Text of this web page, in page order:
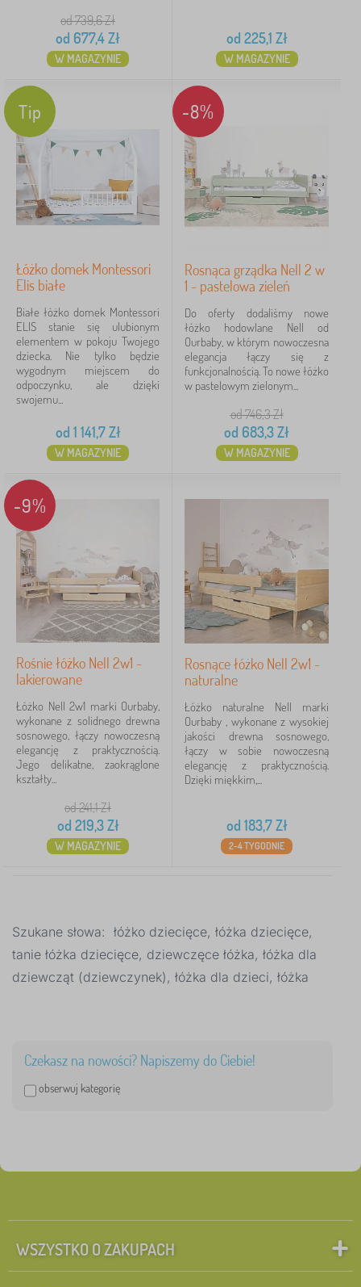
Materiał łóżka
drewno lite
8
100% poliester
laminat
0
płyta MDF
0
więcej
Kolor łóżka
naturalne
3
malowany sosna
1
naturalna sosna
1
różowe
1
>
Maksymalne obciążenie
80 kg
5
30 kg
2
100 kg
90 kg
0
więcej
Podkategorie
Typ oferty
od 739,6Zł
od 677,4Zł
W MAGAZYNIE
od 225,1 Zł
W MAGAZYNIE
Tip
Łóżko domek Montessori
Elis białe
Białe łóżko domek Montessori
ELIS stanie się ulubionym
elementem w pokoju Twojego
dziecka. Nie tylko będzie
wygodnym miejscem do
odpoczynku, ale dzięki
swojemu...
od 1 141,7Zł
W MAGAZYNIE
-8%
Rosnąca grządka Nell 2 w
1 - pastelowa zieleń
Do oferty dodaliśmy nowe
łóżko hodowlane Nell od
Ourbaby, w którym nowoczesna
elegancja łączy się z
funkcjonalnością. To nowe łóżko
w pastelowym zielonym...
od 746,3Zł
od 683,3Zł
W MAGAZYNIE
-9%
Rośnie łóżko Nell 2w1 -
lakierowane
Łóżko Nell 2w1 marki Ourbaby,
wykonane z solidnego drewna
sosnowego, łączy nowoczesną
elegancję z praktycznością.
Jego delikatne, zaokrąglone
kształty...
od 241,1Zł
od 219,3Zł
W MAGAZYNIE
Rosnące łóżko Nell 2w1 -
naturalne
Łóżko naturalne Nell marki
Ourbaby , wykonane z wysokiej
jakości drewna sosnowego,
łączy w sobie nowoczesną
elegancję z praktycznością.
Dzięki miękkim,...
od 183,7Zł
2-4 TYGODNIE
Szukane słowa: łóżko dziecięce, łóżka dziecięce,
tanie łóżka dziecięce, dziewczęce łóżka, łóżka dla
dziewcząt (dziewczynek), łóżka dla dzieci, łóżka
Czekasz na nowości? Napiszemy do Ciebie!
obserwuj kategorię
WSZYSTKO O ZAKUPACH